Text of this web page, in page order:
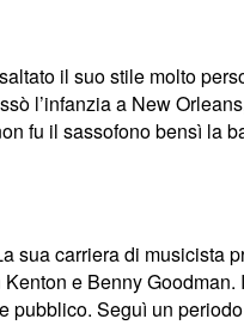
il suo stile molto
l’infanzia a New
fu il sassofono bensì la
carriera di musicista
e Benny
Seguì un